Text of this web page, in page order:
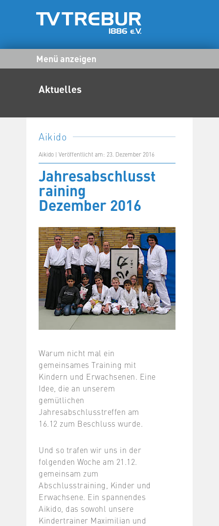
Menü anzeigen
Aktuelles
Aikido
Aikido | Veröffentlicht am: 23. Dezember 2016
Jahresabschlusst
raining
Dezember 2016
Warum nicht mal ein
gemeinsames Training mit
Kindern und Erwachsenen. Eine
Idee, die an unserem
gemütlichen
Jahresabschlusstreffen am
16.12 zum Beschluss wurde.
Und so trafen wir uns in der
folgenden Woche am 21.12.
gemeinsam zum
Abschlusstraining, Kinder und
Erwachsene. Ein spannendes
Aikido, das sowohl unsere
Kindertrainer Maximilian und